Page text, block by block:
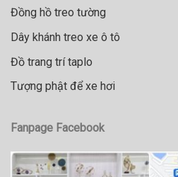
Đồng hồ treo tường
Dây khánh treo xe ô tô
Đồ trang trí taplo
Tượng phật để xe hơi
Fanpage Facebook